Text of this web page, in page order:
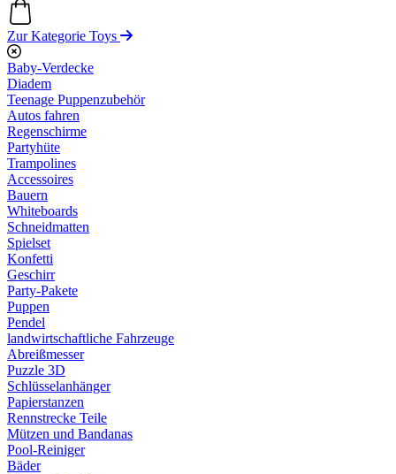
Zur Kategorie Toys
Baby-Verdecke
Diadem
Teenage Puppenzubehör
Autos fahren
Regenschirme
Partyhüte
Trampolines
Accessoires
Bauern
Whiteboards
Schneidmatten
Spielset
Konfetti
Geschirr
Party-Pakete
Puppen
Pendel
landwirtschaftliche Fahrzeuge
Abreißmesser
Puzzle 3D
Schlüsselanhänger
Papierstanzen
Rennstrecke Teile
Mützen und Bandanas
Pool-Reiniger
Bäder